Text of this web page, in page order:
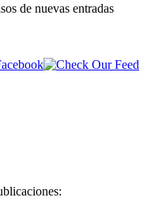
de nuevas entradas